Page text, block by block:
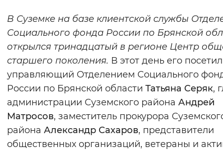
Цвет сайта
Монохромный Инверсивный
Синий фон
Изображения
Включены Выключены
Звуковой ассистент
В Суземке на базе клиентской службы
Социального фонда России по Брянской
открылся тринадцатый в регионе Центр
старшего поколения. В этот день его
управляющий Отделением Социального
России по Брянской области Татьяна Серяк,
администрации Суземского района Андрей
Матросов, заместитель прокурора
района Александр Сахаров, представители
общественных организаций, ветераны и